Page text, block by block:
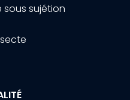
sous sujétion
secte